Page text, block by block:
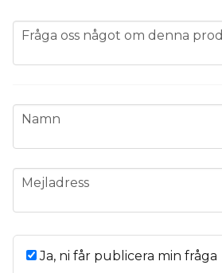
Mvh Alexander, Audio55
question
Fråga oss något om denna
name
Namn
email
Mejladress
Ja, ni får publicera min fråga